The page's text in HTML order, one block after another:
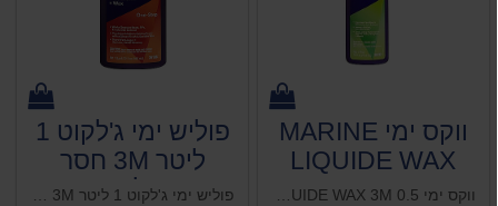
ווקס ימי MARINE
LIQUIDE WAX
3M
ווקס ימי MARINE LIQUIDE WAX 3M 0.5 ליטר ווקס פרסטה 1 ליטר (אמריקאי)
פוליש ימי ג'לקוט 1
ליטר 3M חסר
במלאי !!!
פוליש ימי ג'לקוט 1 ליטר 3M חסר במלאי !!!